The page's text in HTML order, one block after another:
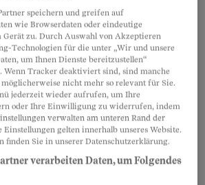
Kreislauf an
macht demKreislaufBeine,
die von 20 Grad
hat jeder schon am eigenen Leib
sein Herzin der Saunaschneller
Muskeln im Winter beim Warten
begannen. Dabei
Schwerarbeit, weil er
speichern und greifen auf
wie Browserdaten oder eindeutige
Gerät zu. Durch Auswahl von Akzeptieren
Technologien für die unter „Wir und unsere
um Ihnen Dienste bereitzustellen“
Wenn Tracker deaktiviert sind, sind manche
nicht mehr so relevant für Sie.
jederzeit wieder aufrufen, um Ihre
oder Ihre Einwilligung zu widerrufen, indem
verwalten am unteren Rand der
gelten innerhalb unseres Website.
finden Sie in unserer Datenschutzerklärung.
verarbeiten Daten, um Folgendes